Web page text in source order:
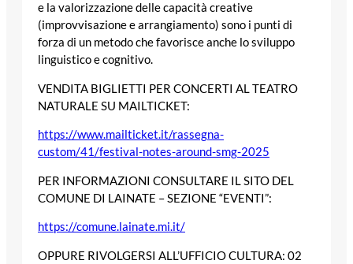
e la valorizzazione delle capacità creative
(improvvisazione e arrangiamento) sono i punti di
forza di un metodo che favorisce anche lo sviluppo
linguistico e cognitivo.
VENDITA BIGLIETTI PER CONCERTI AL TEATRO
NATURALE SU MAILTICKET:
https://www.mailticket.it/rassegna-
custom/41/festival-notes-around-smg-2025
PER INFORMAZIONI CONSULTARE ILSITO DEL
COMUNE DI LAINATE – SEZIONE “EVENTI”:
https://comune.lainate.mi.it/
OPPURE RIVOLGERSI ALL’UFFICIO CULTURA: 02